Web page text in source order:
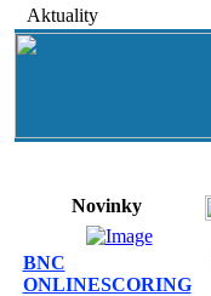
Aktuality
Novinky
BNC
ONLINESCORING